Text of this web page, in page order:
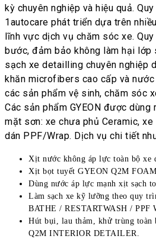
kỳ chuyên nghiệp và hiệu quả.
1autocare phát triển dựa trên
lĩnh vực dịch vụ chăm sóc xe.
bước, đảm bảo không làm hại lớp
sạch xe detailling chuyên nghiệp
khăn microfibers cao cấp và
các sản phẩm vệ sinh, chăm sóc
Các sản phẩm GYEON được
mặt sơn: xe chưa phủ Ceramic,
dán PPF/Wrap. Dịch vụ chi tiết
Xịt nước không áp lực toàn bộ xe
Xịt bọt tuyết GYEON Q2M FOAM
Dùng nước áp lực mạnh xịt sạch
Làm sạch xe kỹ lưỡng theo quy
BATHE / RESTARTWASH / PPF
Hút bụi, lau thảm, khử trùng
Q2M INTERIOR DETAILER.